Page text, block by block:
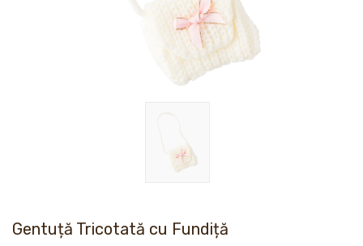
Gentuță Tricotată cu Fundiță